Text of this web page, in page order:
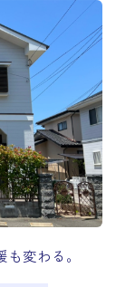
変わる。